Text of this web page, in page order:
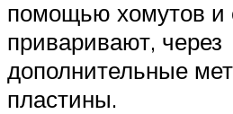
помощью хомутов и
приваривают, через
дополнительные
пластины.